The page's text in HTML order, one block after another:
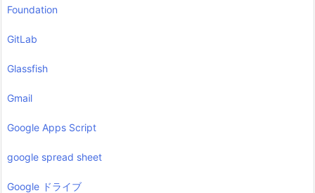
Foundation
GitLab
Glassfish
Gmail
Google Apps Script
google spread sheet
Google ドライブ